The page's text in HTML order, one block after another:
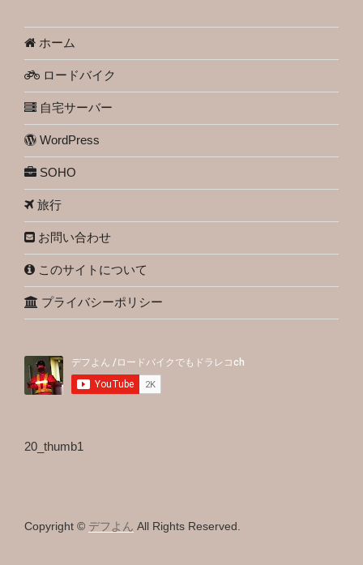
ホーム
ロードバイク
自宅サーバー
WordPress
SOHO
旅行
お問い合わせ
このサイトについて
プライバシーポリシー
20_thumb1
Copyright © デフよん All Rights Reserved.